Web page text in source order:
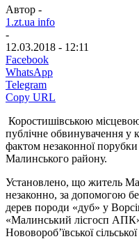
Автор -
1.zt.ua info
-
12.03.2018 - 12:11
Facebook
WhatsApp
Telegram
Copy URL
Коростишівською
публічне обвинувачення у
фактом незаконної
Малинського району.
Установлено, що житель
незаконно, за допомогою
дерев породи «дуб» у
«Малинський лісгосп
Нововороб’ївської